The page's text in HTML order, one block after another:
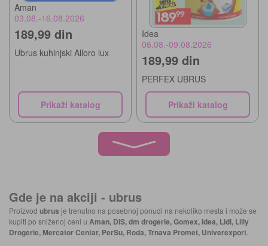
Aman
03.08.-16.08.2026
189,99 din
Ubrus kuhinjski Alloro lux
Prikaži katalog
Idea
06.08.-09.08.2026
189,99 din
PERFEX UBRUS
Prikaži katalog
Gde je na akciji - ubrus
Proizvod ubrus je trenutno na posebnoj ponudi na nekoliko mesta i može se
kupiti po sniženoj ceni u Aman, DIS, dm drogerie, Gomex, Idea, Lidl, Lilly
Drogerie, Mercator Centar, PerSu, Roda, Trnava Promet, Univerexport